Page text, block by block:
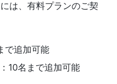
は、有料プランのご契
で追加可能
10名まで追加可能